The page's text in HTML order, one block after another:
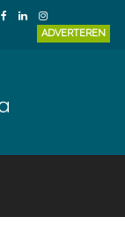
ADVERTEREN